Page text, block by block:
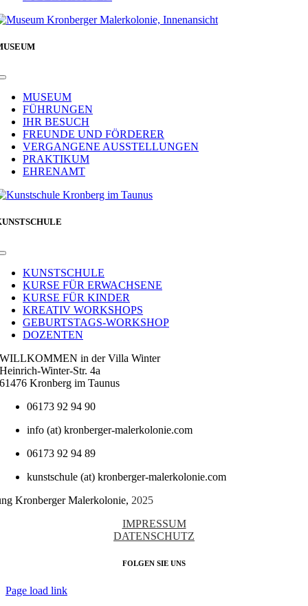
Toggle
NavigationMUSEUM
FÜHRUNGEN
IHR BESUCH
FREUNDE UND FÖRDERER
VERGANGENE AUSSTELLUNGEN
PRAKTIKUM
EHRENAMT
Toggle
NavigationKUNSTSCHULE
KURSE FÜR ERWACHSENE
KURSE FÜR KINDER
KREATIV WORKSHOPS
GEBURTSTAGS-WORKSHOP
DOZENTEN
WILLKOMMEN in der Villa Winter
Heinrich-Winter-Str. 4a
61476 Kronberg im Taunus
06173 92 94 90
info (at) kronberger-malerkolonie.com
06173 92 94 89
kunstschule (at) kronberger-malerkolonie.com
Kronberger Malerkolonie, 2025
IMPRESSUM
DATENSCHUTZ
FOLGEN SIE UNS
Page load link